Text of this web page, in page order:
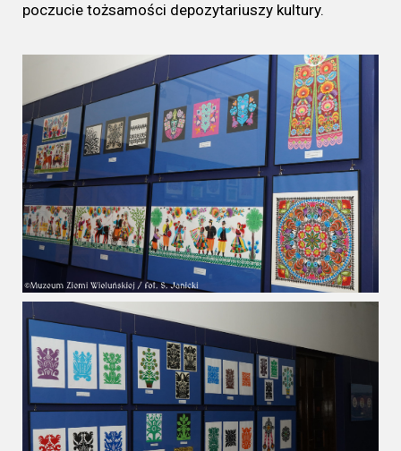
poczucie tożsamości depozytariuszy kultury.